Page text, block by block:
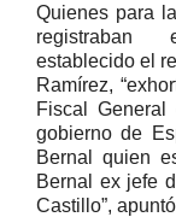
Quienes para
registraban
establecido el
Ramírez,
Fiscal
gobierno de
Bernal quien
Bernal ex jefe
Castillo”,